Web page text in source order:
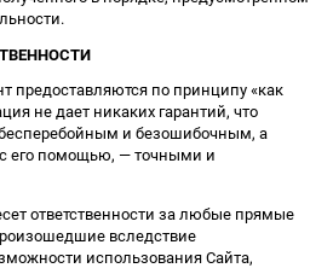
предоставляются по принципу «как
не дает никаких гарантий, что
и безошибочным, а
его помощью, — точными и
ответственности за любые прямые
вследствие
использования Сайта,